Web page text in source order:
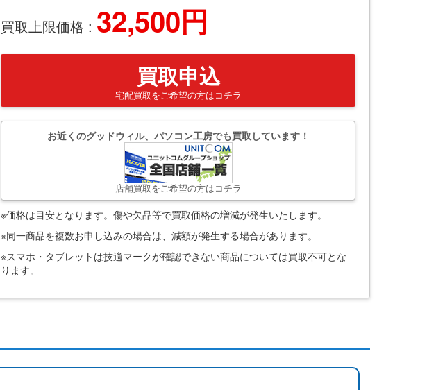
買取上限価格 : 32,500円
買取申込
宅配買取をご希望の方はコチラ
お近くのグッドウィル、パソコン工房でも買取しています！
店舗買取をご希望の方はコチラ
※価格は目安となります。傷や欠品等で買取価格の増減が発生いたします。
※同一商品を複数お申し込みの場合は、減額が発生する場合があります。
※スマホ・タブレットは技適マークが確認できない商品については買取不可とな
ります。